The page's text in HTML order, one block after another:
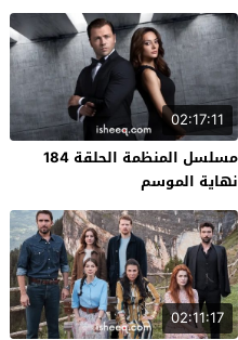
02:17:11
مسلسل المنظمة الحلقة 184
نهاية الموسم
02:11:17